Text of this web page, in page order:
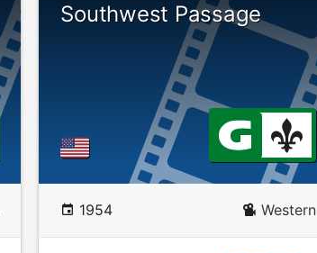
Southwest Passage
1954 Western